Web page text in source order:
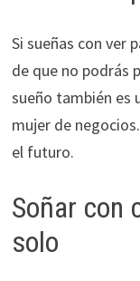
Si sueñas con ver
de que no podrás
sueño también es
mujer de
el futuro.
Soñar con
solo